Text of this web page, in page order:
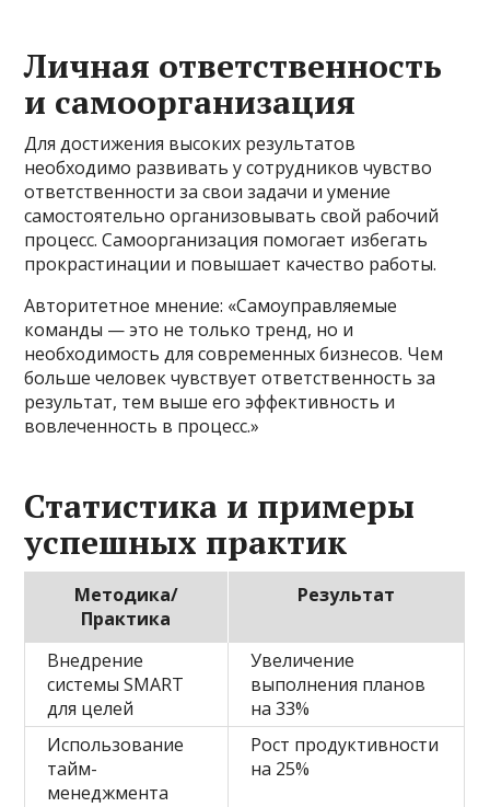
Личная ответственность
и самоорганизация
Для достижения высоких результатов
необходимо развивать у сотрудников чувство
ответственности за свои задачи и умение
самостоятельно организовывать свой рабочий
процесс. Самоорганизация помогает избегать
прокрастинации и повышает качество работы.
Авторитетное мнение: «Самоуправляемые
команды — это не только тренд, но и
необходимость для современных бизнесов. Чем
больше человек чувствует ответственность за
результат, тем выше его эффективность и
вовлеченность в процесс.»
Статистика и примеры
успешных практик
Методика/
Практика
Результат
Внедрение
системы SMART
для целей
Увеличение
выполнения планов
на 33%
Использование
тайм-
менеджмента
Рост продуктивности
на 25%